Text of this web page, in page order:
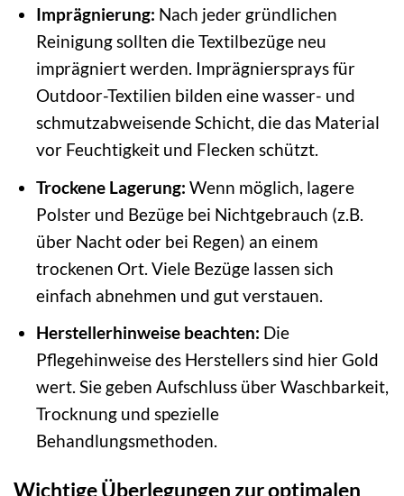
Imprägnierung: Nach jeder gründlichen
Reinigung sollten die Textilbezüge neu
imprägniert werden. Imprägniersprays für
Outdoor-Textilien bilden eine wasser- und
schmutzabweisende Schicht, die das Material
vor Feuchtigkeit und Flecken schützt.
Trockene Lagerung: Wenn möglich, lagere
Polster und Bezüge bei Nichtgebrauch (z.B.
über Nacht oder bei Regen) an einem
trockenen Ort. Viele Bezüge lassen sich
einfach abnehmen und gut verstauen.
Herstellerhinweise beachten: Die
Pflegehinweise des Herstellers sind hier Gold
wert. Sie geben Aufschluss über Waschbarkeit,
Trocknung und spezielle
Behandlungsmethoden.
Wichtige Überlegungen zur optimalen